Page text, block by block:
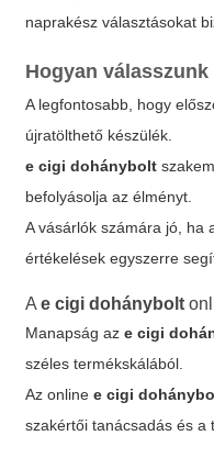
naprakész választásokat
Hogyan válasszunk
A legfontosabb, hogy
újratölthető készülék.
e cigi dohánybolt
befolyásolja az élményt.
A vásárlók számára jó, ha
értékelések egyszerre
Ae cigi dohánybolt
Manapság aze cigi
széles termékskálából.
Az onlinee cigi
szakértői tanácsadás és a